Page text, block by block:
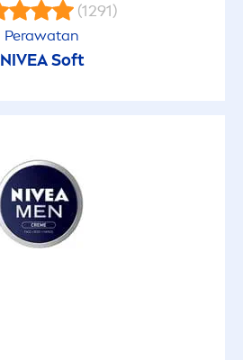
(1291)
Perawatan
NIVEASoft